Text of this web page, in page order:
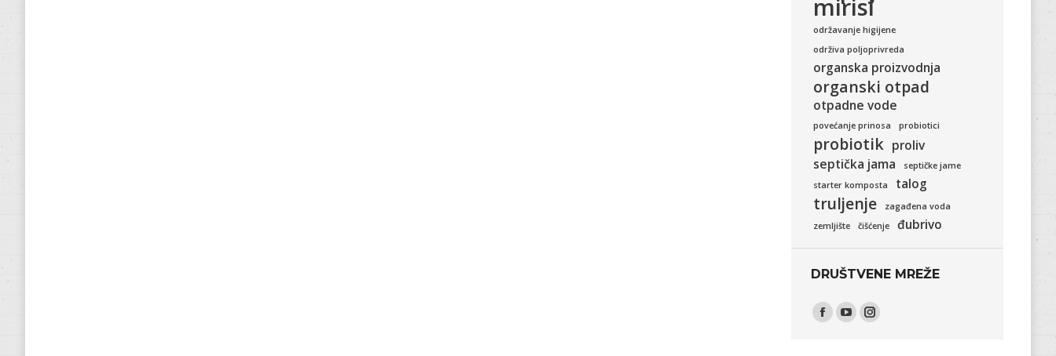
mirisi
održavanje higijene
održiva poljoprivreda
organska proizvodnja
organski otpad
otpadne vode
povećanje prinosa probiotici
probiotik proliv
septička jama
septičke jame
starter komposta
talog
truljenje
zagađena voda
zemljište
čišćenje đubrivo
DRUŠTVENE MREŽE
Find us on:
Facebook
YouTubeInstagram